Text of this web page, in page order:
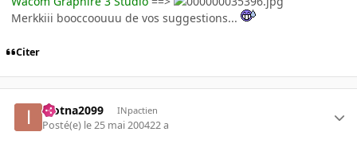
Merkkiii booccoouuu de vos suggestions...
Citer
inotna2099 INpactien
Posté(e) le 25 mai 200422 a